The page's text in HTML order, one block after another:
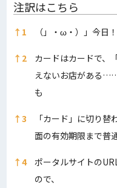
注訳はこちら
注訳はこちら
↑ 1 （」・ω・）」今日
↑ 2
カードはカードで、
えないお店がある
も
↑ 3
「カード」に切り
面の有効期限まで普
↑ 4
ポータルサイトの
ので、